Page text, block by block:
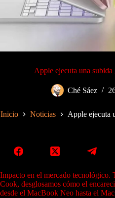
Apple ejecuta una
Ché Sáez
Inicio Noticias Apple ejecuta
Impacto en el mercado tecnológico.
Cook, desglosamos cómo el
desde el MacBook Neo hasta el